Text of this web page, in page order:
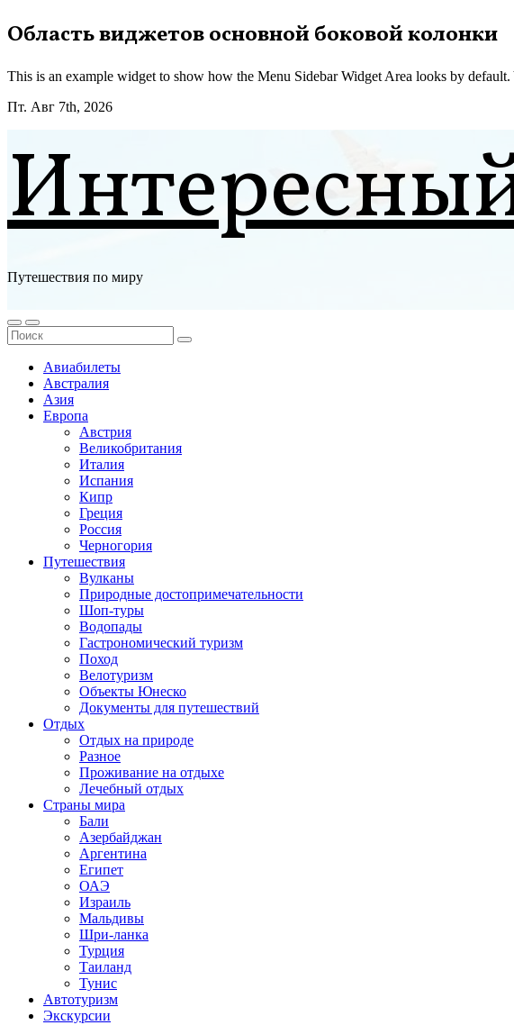
Перейти
к
Область виджетов основной боковой колонки
This is an example widget to show how the Menu Sidebar Widget Area looks by
Пт. Авг 7th, 2026
Путешествия по миру
Авиабилеты
Австралия
Азия
Европа
Австрия
Великобритания
Италия
Испания
Кипр
Греция
Россия
Черногория
Путешествия
Вулканы
Природные достопримечательности
Шоп-туры
Водопады
Гастрономический туризм
Поход
Велотуризм
Объекты Юнеско
Документы для путешествий
Отдых
Отдых на природе
Разное
Проживание на отдыхе
Лечебный отдых
Страны мира
Бали
Азербайджан
Аргентина
Египет
ОАЭ
Израиль
Мальдивы
Шри-ланка
Турция
Таиланд
Тунис
Автотуризм
Экскурсии